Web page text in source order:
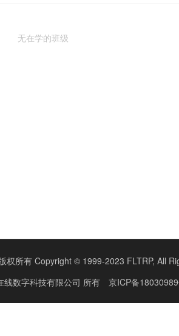
无在学的班级
权所有 Copyright © 1999-2023 FLTRP, All
线数字科技有限公司 所有 京ICP备